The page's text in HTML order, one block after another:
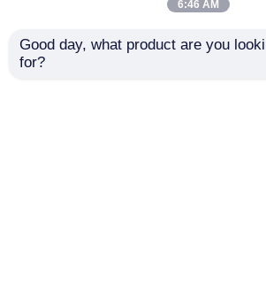
6:46 AM
Good day, what product are you
for?